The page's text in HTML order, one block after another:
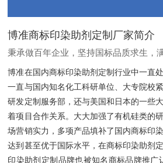
博准商标印染助剂定制厂家简介
秉承做百年企业，坚持国标品质求生，
博准在国内商标印染助剂定制行业中一直
一直与国内知名化工科研单位、大专院校
研发定制服务部，还与美国和日本的一些
着项目合作关系。大大加强了有机硅类的
场营销实力，多项产品填补了国内商标印
达到甚至优于国际水平，在商标印染助剂
印染助剂定制品牌也被知名商标品牌推广